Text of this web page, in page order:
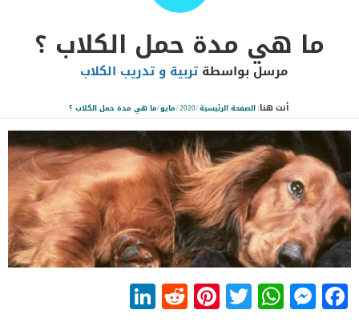
ما هي مدة حمل الكلاب ؟
مرسل بواسطةتربية و تدريب الكلاب
أنت هنا:الصفحة الرئيسية/
2020
/مايو/ما هي مدة حمل الكلاب ؟
Facebook
Messenger
WhatsApp
Twitter
Pinterest
Reddit